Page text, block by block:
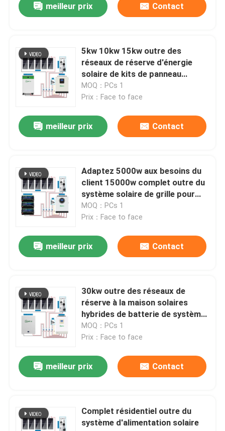
À propos de nous
Contrôle qualité
Nouvelles
Les affaires
Demander un devis
Centrale électrique portative au lithium
Tous dans un ESS
Accomplissez outre du système solaire de grille
Kit hybride de système solaire
meilleur prix Contact
5kw 10kw 15kw outre des
réseaux de réserve d'énergie
solaire de kits de panneau
solaire de grille pour des
maisons
MOQ：PCs 1
Prix：Face to face
meilleur prix Contact
Adaptez 5000w aux besoins du
client 15000w complet outre du
système solaire de grille pour
l'usage à la maison
MOQ：PCs 1
Prix：Face to face
meilleur prix Contact
30kw outre des réseaux de
réserve à la maison solaires
hybrides de batterie de système
d'alimentation de grille UN38.3
MOQ：PCs 1
Prix：Face to face
meilleur prix Contact
Complet résidentiel outre du
système d'alimentation solaire